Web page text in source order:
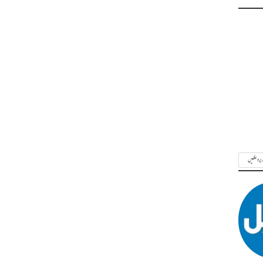
دیکھیں